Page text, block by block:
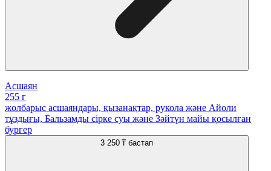
Асшаян
255 г
жолбарыс асшаяндары, қызанақтар, рукола және Айоли
тұздығы, Бальзамды сірке суы және Зәйтүн майы қосылған
бургер
3 250 ₸ бастап